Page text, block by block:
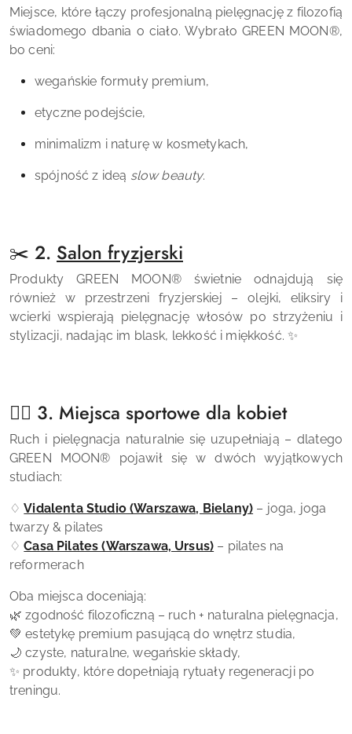
Miejsce, które łączy profesjonalną pielęgnację z filozofią
świadomego dbania o ciało. WybrałoGREEN MOON®,
bo ceni:
wegańskie formuły premium,
etyczne podejście,
minimalizm i naturę w kosmetykach,
spójność z ideą slow beauty.
✂️ 2. Salon fryzjerski
ProduktyGREEN MOON®świetnie odnajdują się
również w przestrzeni fryzjerskiej – olejki, eliksiry i
wcierki wspierają pielęgnację włosów po strzyżeniu i
stylizacji, nadając im blask, lekkość i miękkość. ✨
🧘‍♀️ 3. Miejsca sportowe dla kobiet
Ruch i pielęgnacja naturalnie się uzupełniają – dlatego
GREEN MOON® pojawił się w dwóch wyjątkowych
studiach:
♢Vidalenta Studio (Warszawa, Bielany) – joga, joga
twarzy & pilates
♢Casa Pilates (Warszawa, Ursus) – pilates na
reformerach
Oba miejsca doceniają:
🌿 zgodność filozoficzną – ruch + naturalna pielęgnacja,
💚 estetykę premium pasującą do wnętrz studia,
🌙 czyste, naturalne, wegańskie składy,
✨ produkty, które dopełniają rytuały regeneracji po
treningu.